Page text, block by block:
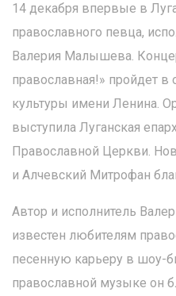
14 декабря впервые в
православного певца,
Валерия Малышева.
православная!» пройдет
культуры имени Ленина.
выступила Луганская
Православной Церкви.
и Алчевский Митрофан
Автор и исполнитель
известен любителям
песенную карьеру в шоу-
православной музыке он